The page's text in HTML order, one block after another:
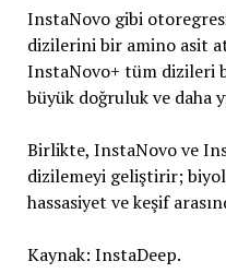
InstaNovo gibi
dizilerini bir amino asit
InstaNovo+ tüm dizileri
büyük doğruluk ve daha
Birlikte, InstaNovo ve
dizilemeyi geliştirir;
hassasiyet ve keşif
Kaynak: InstaDeep.